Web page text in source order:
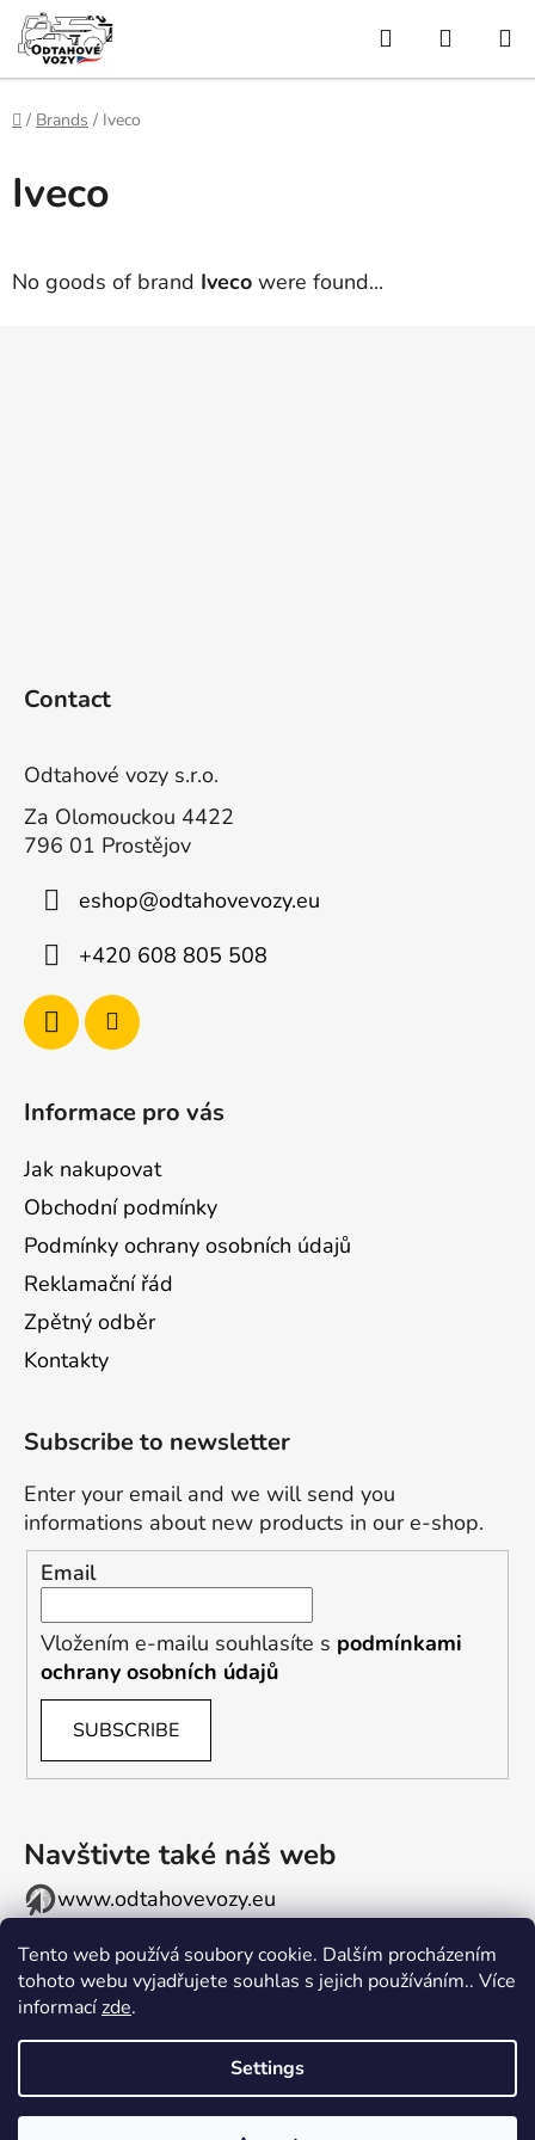
Tento web používá soubory cookie. Dalším procházením
tohoto webu vyjadřujete souhlas s jejich používáním.. Více
informacízde.
Settings
Skip
content
Search
CART
Home
/ Brands / Iveco
Iveco
No goods of brand Iveco were found...
Contact
Odtahové vozy s.r.o.
Za Olomouckou 4422
796 01 Prostějov
eshop@odtahovevozy.eu
+420 608 805 508
Informace pro vás
Jak nakupovat
Obchodní podmínky
Podmínky ochrany osobních údajů
Reklamační řád
Zpětný odběr
Kontakty
Subscribe to newsletter
Enter your email and we will send you
informations about new products in our e-shop.
Email
Vložením e-mailu souhlasíte s podmínkami
ochrany osobních údajů
SUBSCRIBE
Navštivte také náš web
www.odtahovevozy.eu
E-shop vyšperkovaloComerto